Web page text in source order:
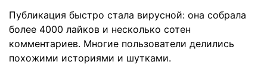
Публикация быстро стала вирусной: она собрала
более 4000 лайков и несколько сотен
комментариев. Многие пользователи делились
похожими историями и шутками.